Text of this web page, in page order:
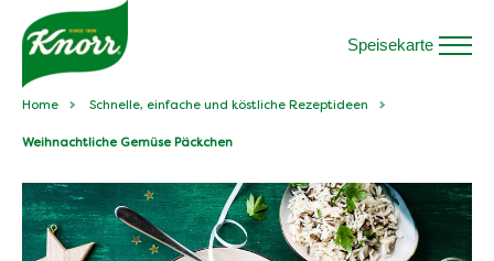
Speisekarte
Home Schnelle, einfache und köstliche Rezeptideen
Weihnachtliche Gemüse Päckchen